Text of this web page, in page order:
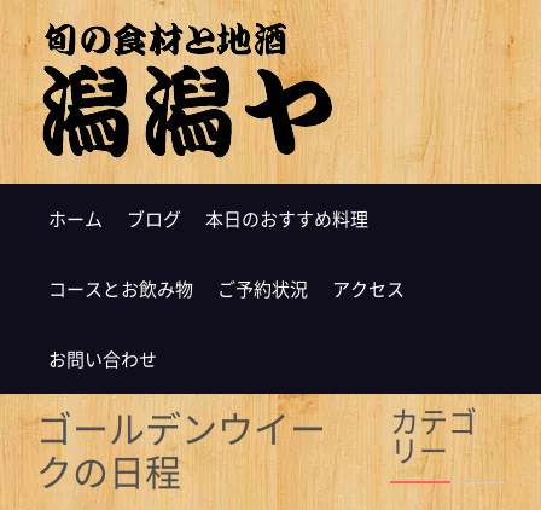
ホーム ブログ 本日のおすすめ料理
コースとお飲み物 ご予約状況 アクセス
お問い合わせ
ゴールデンウイー
クの日程
カテゴ
リー